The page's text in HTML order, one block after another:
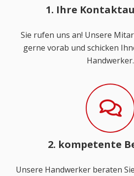
1. Ihre
Sie rufen uns an! Unsere
gerne vorab und schicken
Handwerker.
2. kompetente
Unsere Handwerker beraten